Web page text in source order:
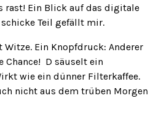
rast! Ein Blick auf das digitale
Teil gefällt mir.
Ein Knopfdruck: Anderer
Chance! D säuselt ein
wie ein dünner Filterkaffee.
nicht aus dem trüben Morgen